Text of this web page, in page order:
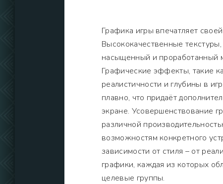
Графика игры впечатляет
Высококачественные
насыщенный и проработанный
Графические эффекты, такие
реалистичности и глубины в
плавно, что придаёт
экране. Усовершенствование
различной
возможностям конкретного
зависимости от стиля – от
графики, каждая из которых
целевые группы.